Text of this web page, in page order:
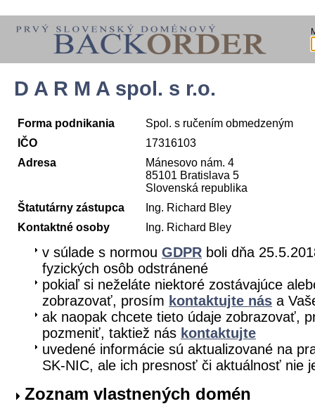
D A R M A spol. s r.o.
Forma podnikania
Spol. s ručením obmedzeným
IČO
17316103
Adresa
Mánesovo nám. 4
85101 Bratislava 5
Slovenská republika
Štatutárny zástupca
Ing. Richard Bley
Kontaktné osoby
Ing. Richard Bley
v súlade s normou GDPR boli dňa
fyzických osôb odstránené
pokiaľ si neželáte niektoré zostávajúce
zobrazovať, prosím kontaktujte nás a
ak naopak chcete tieto údaje zobrazovať,
pozmeniť, taktiež nás kontaktujte
uvedené informácie sú aktualizované na
SK-NIC, ale ich presnosť či aktuálnosť nie
Zoznam vlastnených domén